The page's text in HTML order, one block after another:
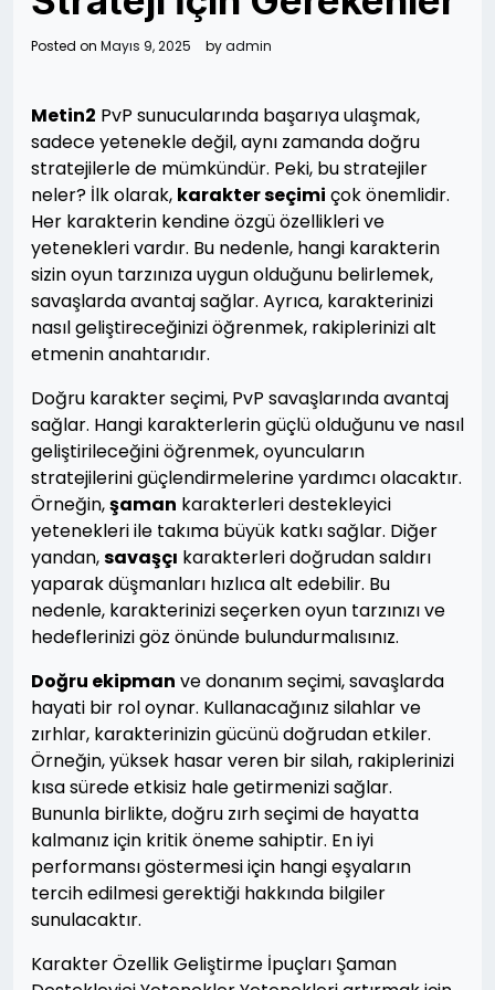
Posted on Mayıs 9, 2025 byadmin
Metin2 PvP sunucularında başarıya ulaşmak,
sadece yetenekle değil, aynı zamanda doğru
stratejilerle de mümkündür. Peki, bu stratejiler
neler? İlk olarak, karakter seçimi çok önemlidir.
Her karakterin kendine özgü özellikleri ve
yetenekleri vardır. Bu nedenle, hangi karakterin
sizin oyun tarzınıza uygun olduğunu belirlemek,
savaşlarda avantaj sağlar. Ayrıca, karakterinizi
nasıl geliştireceğinizi öğrenmek, rakiplerinizi alt
etmenin anahtarıdır.
Doğru karakter seçimi, PvP savaşlarında avantaj
sağlar. Hangi karakterlerin güçlü olduğunu ve nasıl
geliştirileceğini öğrenmek, oyuncuların
stratejilerini güçlendirmelerine yardımcı olacaktır.
Örneğin,şaman karakterleri destekleyici
yetenekleri ile takıma büyük katkı sağlar. Diğer
yandan,savaşçı karakterleri doğrudan saldırı
yaparak düşmanları hızlıca alt edebilir. Bu
nedenle, karakterinizi seçerken oyun tarzınızı ve
hedeflerinizi göz önünde bulundurmalısınız.
Doğru ekipman ve donanım seçimi, savaşlarda
hayati bir rol oynar. Kullanacağınız silahlar ve
zırhlar, karakterinizin gücünü doğrudan etkiler.
Örneğin, yüksek hasar veren bir silah, rakiplerinizi
kısa sürede etkisiz hale getirmenizi sağlar.
Bununla birlikte, doğru zırh seçimi de hayatta
kalmanız için kritik öneme sahiptir. En iyi
performansı göstermesi için hangi eşyaların
tercih edilmesi gerektiği hakkında bilgiler
sunulacaktır.
Karakter Özellik Geliştirme İpuçları Şaman